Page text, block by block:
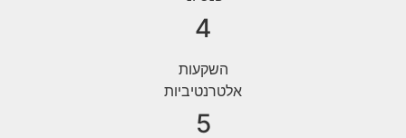
4
השקעות
אלטרנטיביות
5